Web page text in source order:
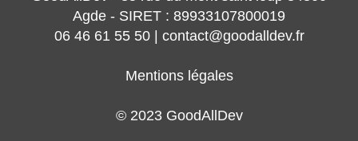
Agde - SIRET : 89933107800019
06 46 61 55 50 | contact@goodalldev.fr
Mentions légales
© 2023 GoodAllDev